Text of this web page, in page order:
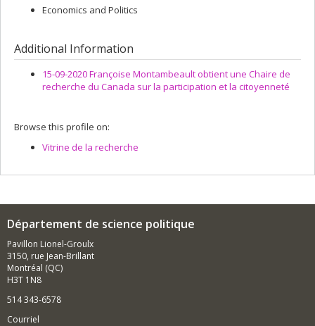
Economics and Politics
Additional Information
15-09-2020 Françoise Montambeault obtient une Chaire de
recherche du Canada sur la participation et la citoyenneté
Browse this profile on:
Vitrine de la recherche
Département de science politique
Pavillon Lionel-Groulx
3150, rue Jean-Brillant
Montréal (QC)
H3T 1N8
514 343-6578
Courriel